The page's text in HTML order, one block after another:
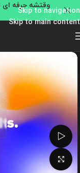
Skip to navigation
Skip to main content
وقتشه حرفه ای
تماشای ویدئو
بزرگنمایی تصویر